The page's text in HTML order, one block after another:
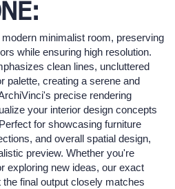
minimalist room, preserving
while ensuring high resolution.
clean lines, uncluttered
palette, creating a serene and
precise rendering
your interior design concepts
for showcasing furniture
and overall spatial design,
preview. Whether you're
exploring new ideas, our exact
final output closely matches